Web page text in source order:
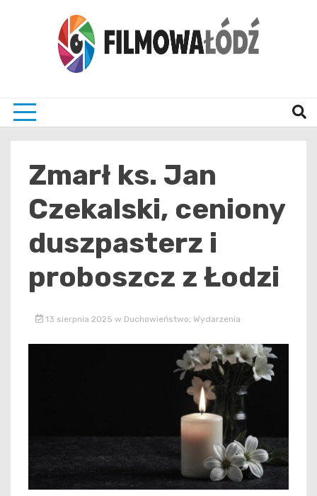
Zmarł ks. Jan
Czekalski, ceniony
duszpasterz i
proboszcz z Łodzi
13 sierpnia 2025 w Duchowieństwo Wydarzenia